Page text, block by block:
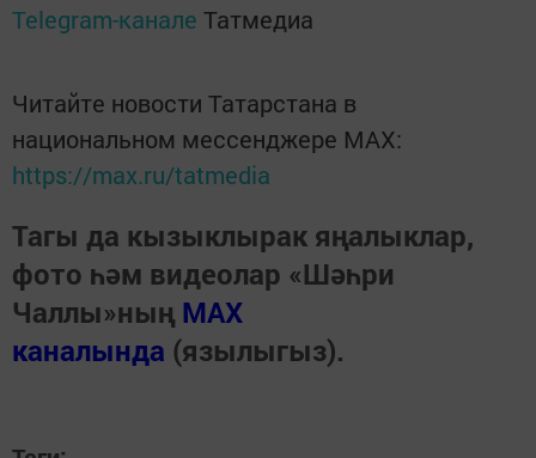
Telegram-канале Татмедиа
Читайте новости Татарстана в
национальном мессенджере MАХ:
https://max.ru/tatmedia
Тагы да кызыклырак яңалыклар,
фото һәм видеолар «Шәһри
Чаллы»ның MAX
каналында (язылыгыз).